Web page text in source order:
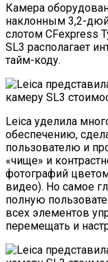
Камера
наклонным 3,2-
слотом CFexpress
SL3 располагает
тайм-коду.
Leica уделила
обеспечению,
пользователю и
«чище» и
фотографий
видео). Но самое
полную
всех элементов
перемещать и